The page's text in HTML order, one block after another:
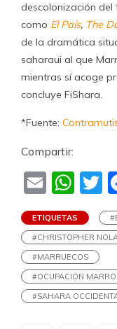
descolonización del
como El País, The
de la dramática
saharaui al que
mientras sí acoge
concluye FiShara.
*Fuente:
Compartir:
Email
ETIQUETAS
#CHRISTOPHER
#MARRUECOS
#OCUPACION
#SAHARA